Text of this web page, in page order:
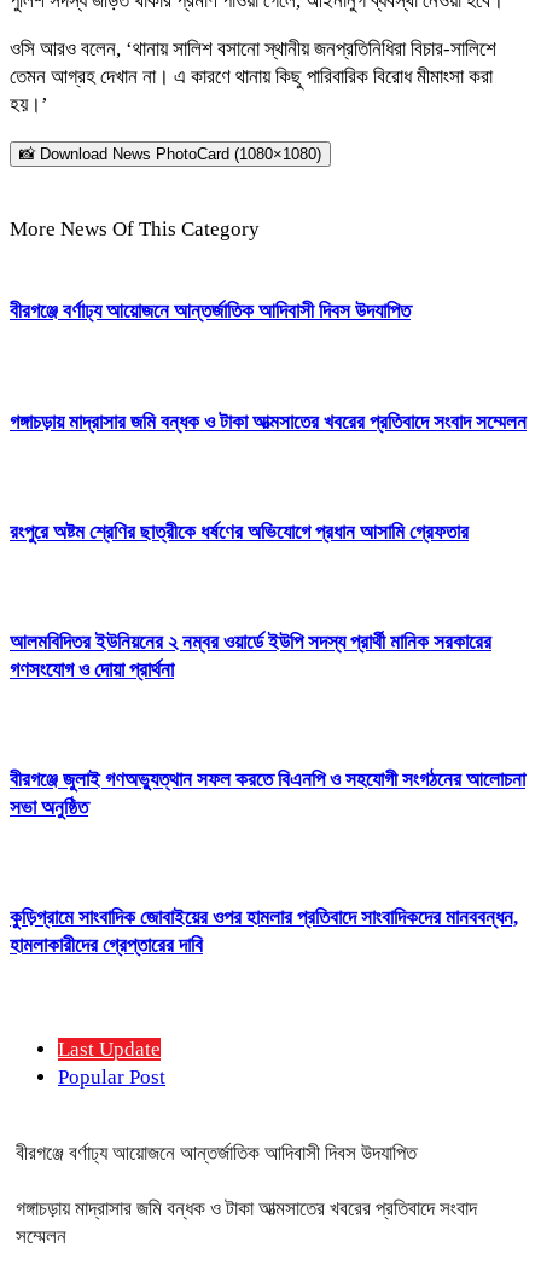
ওসি আরও বলেন, ‘থানায় সালিশ বসানো স্থানীয় জনপ্রতিনিধিরা বিচার-সালিশে
তেমন আগ্রহ দেখান না। এ কারণে থানায় কিছু পারিবারিক বিরোধ মীমাংসা করা
হয়।’
📸 Download News PhotoCard (1080×1080)
More News Of This Category
বীরগঞ্জে বর্ণাঢ্য আয়োজনে আন্তর্জাতিক আদিবাসী দিবস উদযাপিত
গঙ্গাচড়ায় মাদ্রাসার জমি বন্ধক ও টাকা আত্মসাতের খবরের প্রতিবাদে সংবাদ সম্মেলন
রংপুরে অষ্টম শ্রেণির ছাত্রীকে ধর্ষণের অভিযোগে প্রধান আসামি গ্রেফতার
আলমবিদিতর ইউনিয়নের ২ নম্বর ওয়ার্ডে ইউপি সদস্য প্রার্থী মানিক সরকারের
গণসংযোগ ও দোয়া প্রার্থনা
বীরগঞ্জে জুলাই গণঅভ্যুত্থান সফল করতে বিএনপি ও সহযোগী সংগঠনের আলোচনা
সভা অনুষ্ঠিত
কুড়িগ্রামে সাংবাদিক জোবাইয়ের ওপর হামলার প্রতিবাদে সাংবাদিকদের মানববন্ধন,
হামলাকারীদের গ্রেপ্তারের দাবি
Last Update
Popular Post
বীরগঞ্জে বর্ণাঢ্য আয়োজনে আন্তর্জাতিক আদিবাসী দিবস উদযাপিত
গঙ্গাচড়ায় মাদ্রাসার জমি বন্ধক ও টাকা আত্মসাতের খবরের প্রতিবাদে সংবাদ
সম্মেলন